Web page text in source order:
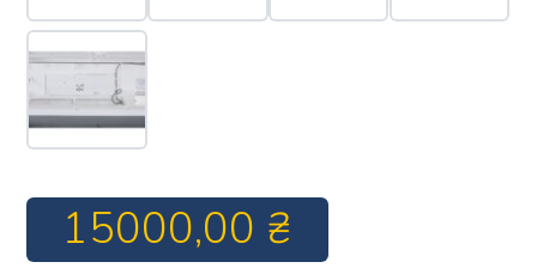
15000,00 ₴